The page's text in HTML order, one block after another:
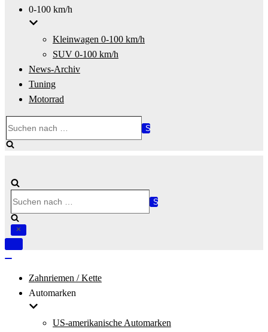
0-100 km/h
Kleinwagen 0-100 km/h
SUV 0-100 km/h
News-Archiv
Tuning
Motorrad
nach …
nach …
Navigation
Zahnriemen / Kette
Automarken
US-amerikanische Automarken